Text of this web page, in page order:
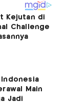
Kejutan di
Challenge
Indonesia
Main
Jadi